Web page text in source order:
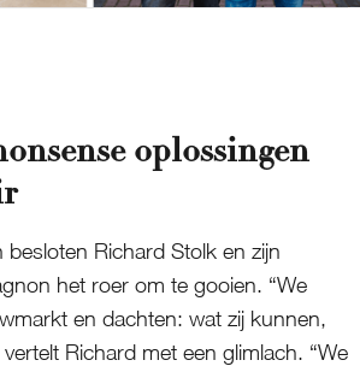
oplossingen
besloten Richard Stolk en zijn
het roer om te gooien. “We
en dachten: wat zij kunnen,
Richard met een glimlach. “We